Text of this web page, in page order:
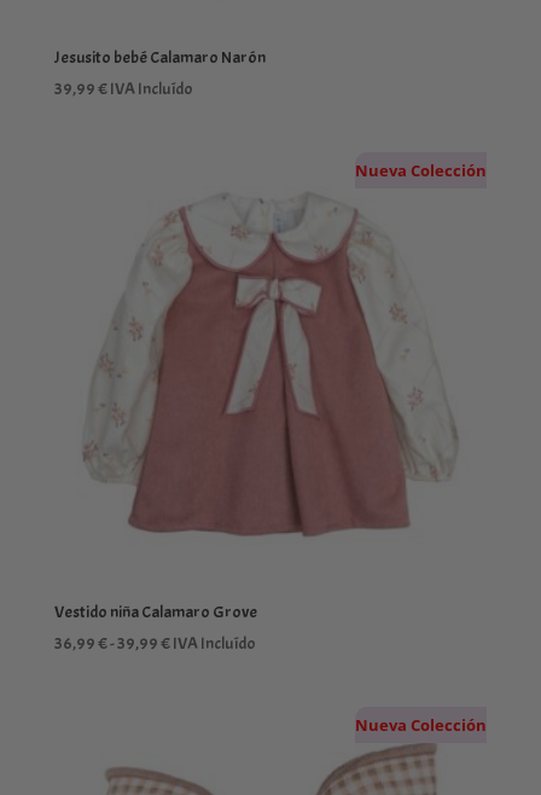
Jesusito bebé Calamaro Narón
39,99€IVA Incluído
Nueva Colección
Vestido niña Calamaro Grove
36,99€-39,99€Rango
hasta
IVA Incluído
Nueva Colección